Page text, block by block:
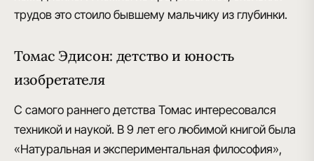
трудов это стоило бывшему мальчику из глубинки.
Томас Эдисон: детство и юность
изобретателя
С самого раннего детства Томас интересовался
техникой и наукой. В 9 лет его любимой книгой была
«Натуральная и экспериментальная философия»,